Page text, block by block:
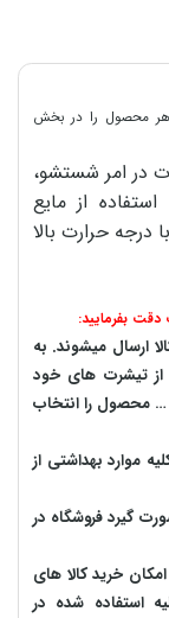
هر محصول را در بخش
در امر شستشو،
از مایع
و عدم اتو با درجه حرارت بالا
بفرمایید:
ارسال میشوند. به
از تیشرت های خود
… محصول را انتخاب
موارد بهداشتی از
گیرد فروشگاه در
خرید کالا های
استفاده شده در